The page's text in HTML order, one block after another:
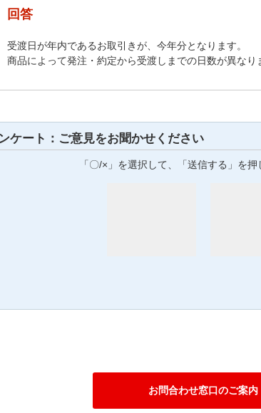
回答
受渡日が年内であるお取引きが、今年分となります。
商品によって発注・約定から受渡しまでの日数が異なり
ケート：ご意見をお聞かせください
「〇/×」を選択して、「送信する」を押
お問合わせ窓口のご案内